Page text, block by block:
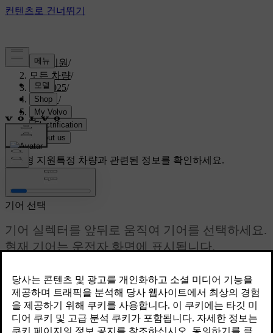
고객지원 /
모든 차량/
S60 2025/
매뉴얼 /
주행/
변속기/
기어 선택
맞춤형 지원 특정 차량과 관련된 정보를 확인하세요.
기어 선택
기어 실렉터를 앞뒤로 움직여 기어를 선택하세요.
현재 기어는 운전자 화면에 표시됩니다.